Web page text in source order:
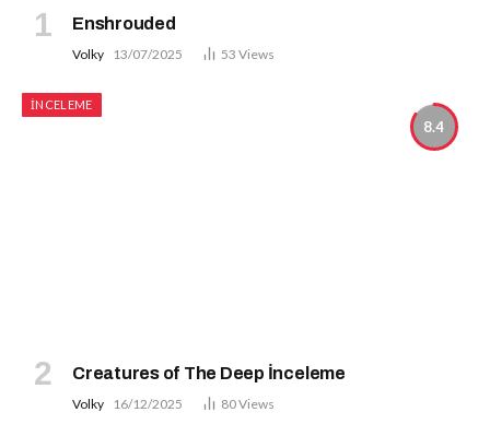
Enshrouded
Volky 13/07/2025 53 Views
8.4
İNCELEME
Creatures of The Deep İnceleme
Volky 16/12/2025 80Views